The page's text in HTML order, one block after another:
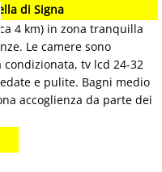
di Signa
4 km) in zona tranquilla
Le camere sono
tv lcd 24-32
e pulite. Bagni medio
accoglienza da parte dei